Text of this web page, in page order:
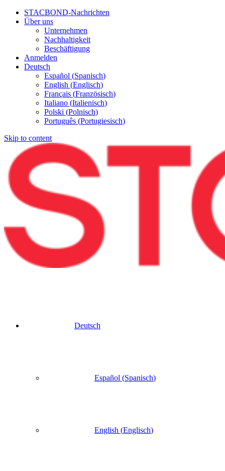
STACBOND-Nachrichten
Über uns
Unternehmen
Nachhaltigkeit
Beschäftigung
Anmelden
Deutsch
Español (Spanisch)
English (Englisch)
Français (Französisch)
Italiano (Italienisch)
Polski (Polnisch)
Português (Portugiesisch)
Skip to content
Deutsch
Español (Spanisch)
English (Englisch)